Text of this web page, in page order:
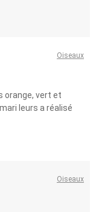
Oiseaux
orange, vert et
leurs a réalisé
Oiseaux